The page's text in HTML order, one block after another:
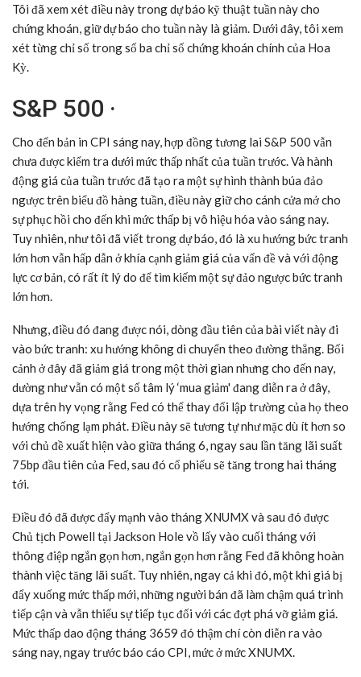
Tôi đã xem xét điều này trong dự báo kỹ thuật tuần này cho
chứng khoán, giữ dự báo cho tuần này là giảm. Dưới đây, tôi xem
xét từng chỉ số trong số ba chỉ số chứng khoán chính của Hoa
Kỳ.
S&P 500 ·
Cho đến bản in CPI sáng nay, hợp đồng tương lai S&P 500 vẫn
chưa được kiểm tra dưới mức thấp nhất của tuần trước. Và hành
động giá của tuần trước đã tạo ra một sự hình thành búa đảo
ngược trên biểu đồ hàng tuần, điều này giữ cho cánh cửa mở cho
sự phục hồi cho đến khi mức thấp bị vô hiệu hóa vào sáng nay.
Tuy nhiên, như tôi đã viết trong dự báo, đó là xu hướng bức tranh
lớn hơn vẫn hấp dẫn ở khía cạnh giảm giá của vấn đề và với động
lực cơ bản, có rất ít lý do để tìm kiếm một sự đảo ngược bức tranh
lớn hơn.
Nhưng, điều đó đang được nói, dòng đầu tiên của bài viết này đi
vào bức tranh: xu hướng không di chuyển theo đường thẳng. Bối
cảnh ở đây đã giảm giá trong một thời gian nhưng cho đến nay,
dường như vẫn có một số tâm lý ‘mua giảm' đang diễn ra ở đây,
dựa trên hy vọng rằng Fed có thể thay đổi lập trường của họ theo
hướng chống lạm phát. Điều này sẽ tương tự như mặc dù ít hơn so
với chủ đề xuất hiện vào giữa tháng 6, ngay sau lần tăng lãi suất
75bp đầu tiên của Fed, sau đó cổ phiếu sẽ tăng trong hai tháng
tới.
Điều đó đã được đẩy mạnh vào tháng XNUMX và sau đó được
Chủ tịch Powell tại Jackson Hole vồ lấy vào cuối tháng với
thông điệp ngắn gọn hơn, ngắn gọn hơn rằng Fed đã không hoàn
thành việc tăng lãi suất. Tuy nhiên, ngay cả khi đó, một khi giá bị
đẩy xuống mức thấp mới, những người bán đã làm chậm quá trình
tiếp cận và vẫn thiếu sự tiếp tục đối với các đợt phá vỡ giảm giá.
Mức thấp dao động tháng 3659 đó thậm chí còn diễn ra vào
sáng nay, ngay trước báo cáo CPI, mức ở mức XNUMX.